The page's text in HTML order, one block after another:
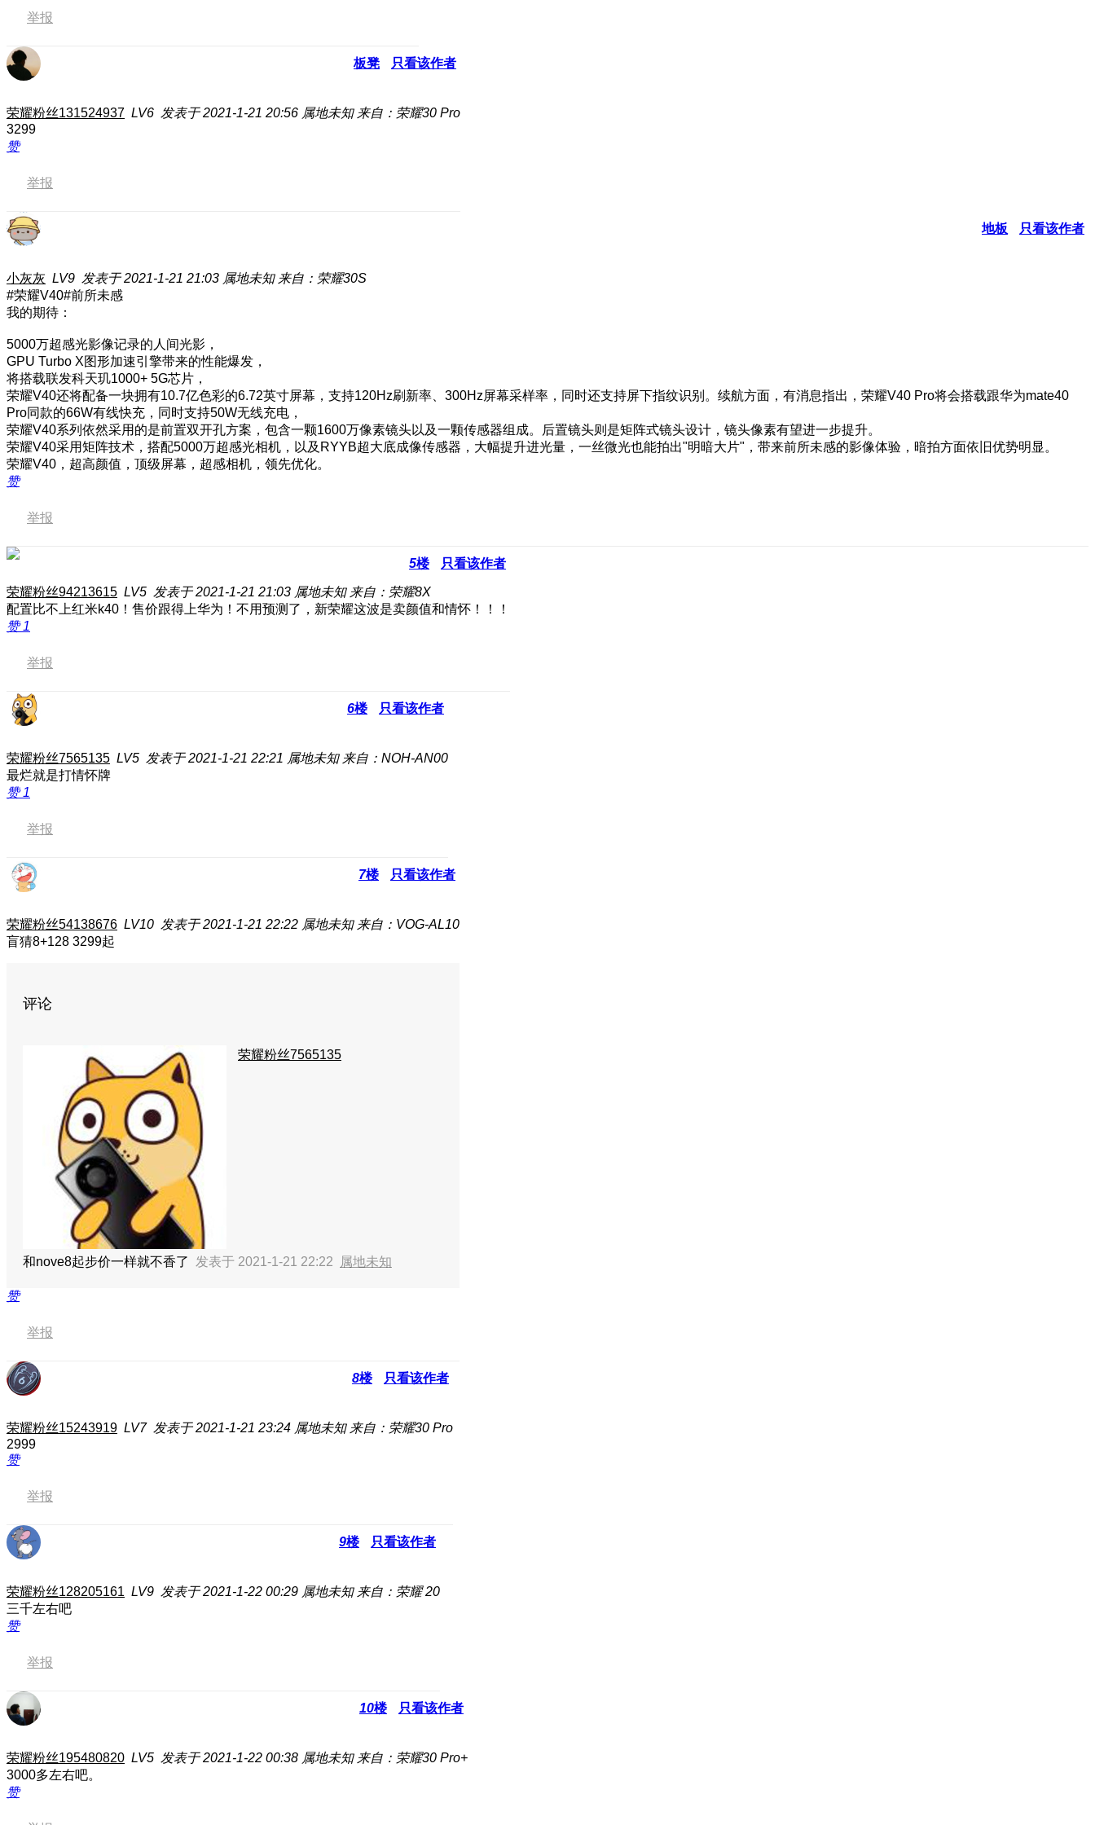
举报
板凳 只看该作者
荣耀粉丝131524937 LV6 发表于 2021-1-21 20:56 属地未知 来自：荣耀30 Pro
3299
赞
举报
地板 只看该作者
小灰灰 LV9 发表于 2021-1-21 21:03 属地未知 来自：荣耀30S
#荣耀V40#前所未感
我的期待：
5000万超感光影像记录的人间光影，
GPU Turbo X图形加速引擎带来的性能爆发，
将搭载联发科天玑1000+ 5G芯片，
荣耀V40还将配备一块拥有10.7亿色彩的6.72英寸屏幕，支持120Hz刷新率、300Hz屏幕采样率，同时还支持屏下指纹识别。续航方面，有消息指出，荣耀V40 Pro将会搭载跟华为mate40
Pro同款的66W有线快充，同时支持50W无线充电，
荣耀V40系列依然采用的是前置双开孔方案，包含一颗1600万像素镜头以及一颗传感器组成。后置镜头则是矩阵式镜头设计，镜头像素有望进一步提升。
荣耀V40采用矩阵技术，搭配5000万超感光相机，以及RYYB超大底成像传感器，大幅提升进光量，一丝微光也能拍出"明暗大片"，带来前所未感的影像体验，暗拍方面依旧优势明显。
荣耀V40，超高颜值，顶级屏幕，超感相机，领先优化。
赞
举报
5楼 只看该作者
荣耀粉丝94213615 LV5 发表于 2021-1-21 21:03 属地未知 来自：荣耀8X
配置比不上红米k40！售价跟得上华为！不用预测了，新荣耀这波是卖颜值和情怀！！！
赞1
举报
6楼 只看该作者
荣耀粉丝7565135 LV5 发表于 2021-1-21 22:21 属地未知 来自：NOH-AN00
最烂就是打情怀牌
赞1
举报
7楼 只看该作者
荣耀粉丝54138676 LV10 发表于 2021-1-21 22:22 属地未知 来自：VOG-AL10
盲猜8+128 3299起
评论
荣耀粉丝7565135
和nove8起步价一样就不香了 发表于 2021-1-21 22:22 属地未知
赞
举报
8楼 只看该作者
荣耀粉丝15243919 LV7 发表于 2021-1-21 23:24 属地未知 来自：荣耀30 Pro
2999
赞
举报
9楼 只看该作者
荣耀粉丝128205161 LV9 发表于 2021-1-22 00:29 属地未知 来自：荣耀 20
三千左右吧
赞
举报
10楼 只看该作者
荣耀粉丝195480820 LV5 发表于 2021-1-22 00:38 属地未知 来自：荣耀30 Pro+
3000多左右吧。
赞